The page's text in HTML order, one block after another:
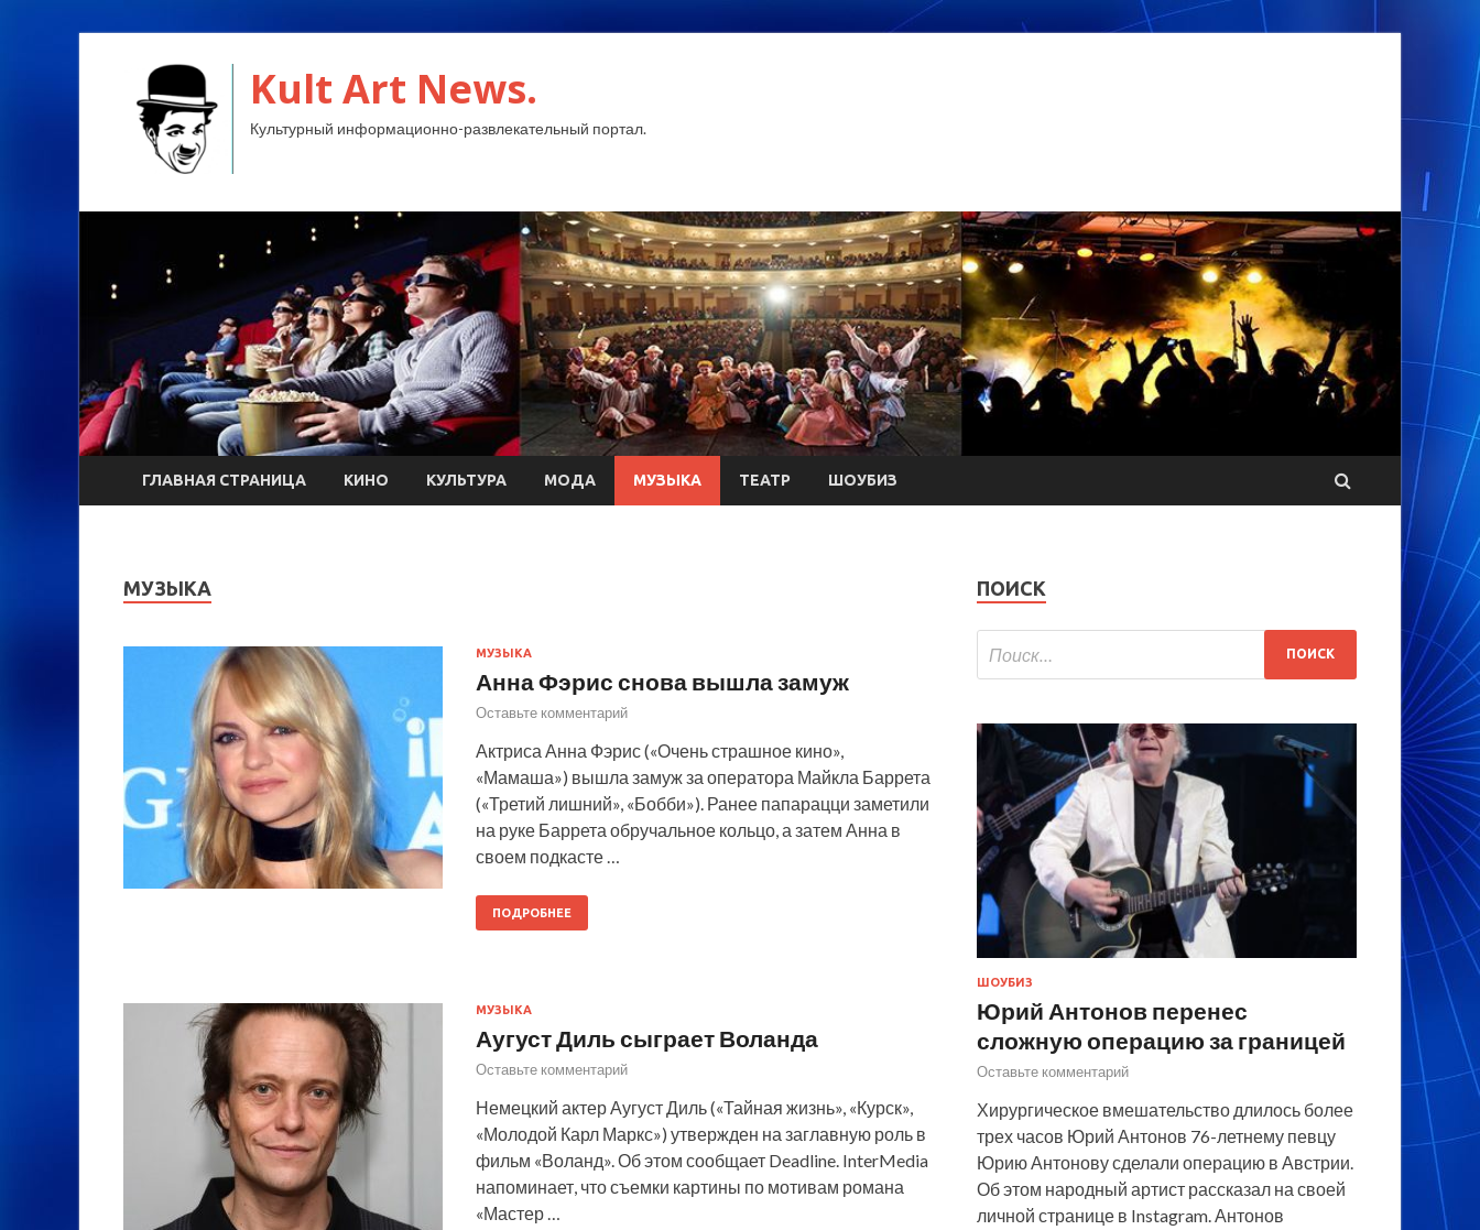
Kult Art News.
Культурный информационно-развлекательный портал.
ГЛАВНАЯ СТРАНИЦА КИНО КУЛЬТУРА МОДА МУЗЫКА ТЕАТР ШОУБИЗ
МУЗЫКА
МУЗЫКА
Анна Фэрис снова вышла замуж
Оставьте комментарий
Актриса Анна Фэрис («Очень страшное кино»,
«Мамаша») вышла замуж за оператора Майкла Баррета
(«Третий лишний», «Бобби»). Ранее папарацци заметили
на руке Баррета обручальное кольцо, а затем Анна в
своем подкасте …
ПОДРОБНЕЕ
МУЗЫКА
Аугуст Диль сыграет Воланда
Оставьте комментарий
Немецкий актер Аугуст Диль («Тайная жизнь», «Курск»,
«Молодой Карл Маркс») утвержден на заглавную роль в
фильм «Воланд». Об этом сообщает Deadline. InterMedia
напоминает, что съемки картины по мотивам романа
«Мастер …
ПОИСК
ШОУБИЗ
Юрий Антонов перенес
сложную операцию за границей
Оставьте комментарий
Хирургическое вмешательство длилось более
трех часов Юрий Антонов 76-летнему певцу
Юрию Антонову сделали операцию в Австрии.
Об этом народный артист рассказал на своей
личной странице в Instagram. Антонов